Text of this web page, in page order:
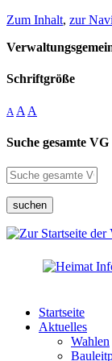
Zum Inhalt, zur
Schriftgröße
A A A
Suche gesamte VG
suchen
Startseite
Aktuelles
Wahlen